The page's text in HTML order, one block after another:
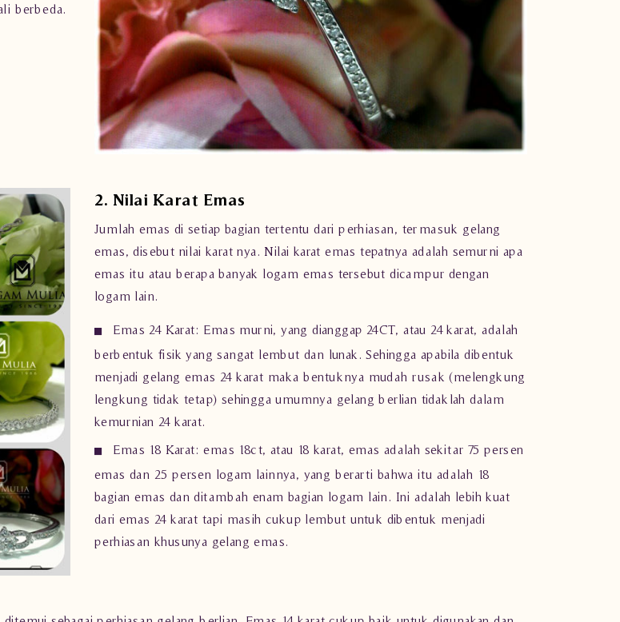
berbeda.
2. Nilai Karat Emas
Jumlah emas di setiap bagian tertentu dari perhiasan, termasuk gelang
emas, disebut nilai karat nya. Nilai karat emas tepatnya adalah semurni apa
emas itu atau berapa banyak logam emas tersebut dicampur dengan
logam lain.
Emas 24 Karat: Emas murni, yang dianggap 24CT, atau 24 karat, adalah
berbentuk fisik yang sangat lembut dan lunak. Sehingga apabila dibentuk
menjadi gelang emas 24 karat maka bentuknya mudah rusak (melengkung
lengkung tidak tetap) sehingga umumnya gelang berlian tidaklah dalam
kemurnian 24 karat.
Emas 18 Karat: emas 18ct, atau 18 karat, emas adalah sekitar 75 persen
emas dan 25 persen logam lainnya, yang berarti bahwa itu adalah 18
bagian emas dan ditambah enam bagian logam lain. Ini adalah lebih kuat
dari emas 24 karat tapi masih cukup lembut untuk dibentuk menjadi
perhiasan khusunya gelang emas.